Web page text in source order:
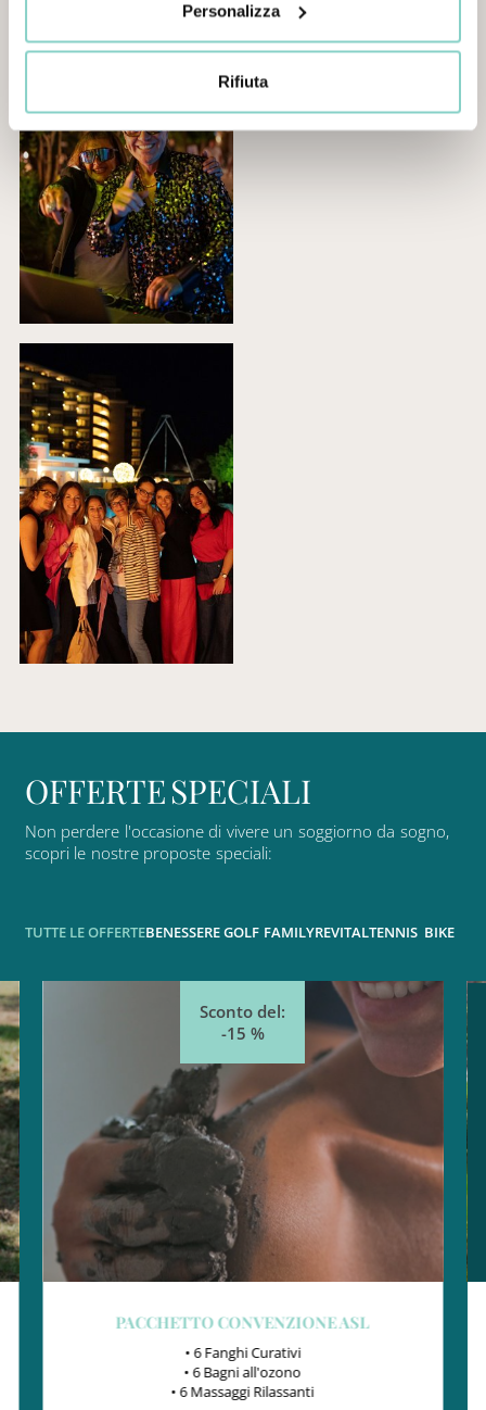
Personalizza
Rifiuta
OFFERTESPECIALI
Non perdere l'occasione di vivere un soggiorno da sogno,
scopri le nostre proposte speciali:
TUTTE LE OFFERTEBENESSERE GOLF FAMILYREVITALTENNIS BIKE
Sconto del:
-15 %
PACCHETTO CONVENZIONE ASL
• 6 Fanghi Curativi
• 6 Bagni all'ozono
• 6 Massaggi Rilassanti